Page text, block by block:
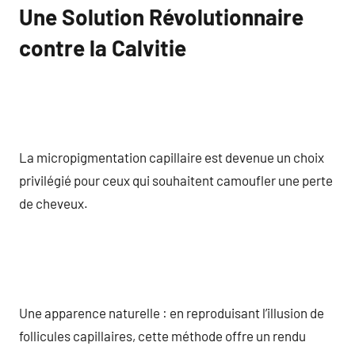
Une Solution Révolutionnaire
contre la Calvitie
La micropigmentation capillaire est devenue un choix
privilégié pour ceux qui souhaitent camoufler une perte
de cheveux.
Une apparence naturelle : en reproduisant l’illusion de
follicules capillaires, cette méthode offre un rendu